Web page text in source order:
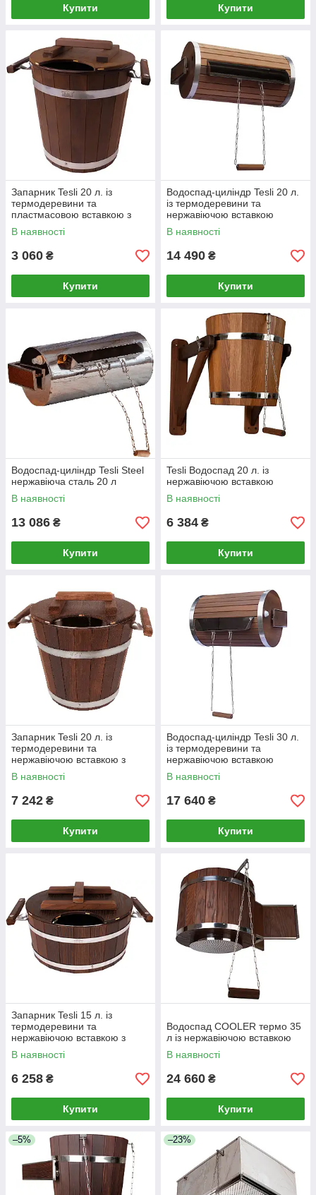
Купити Купити
Запарник Tesli 20 л. із
термодеревини та
пластмасовою вставкою з
кришкою
В наявності
3 060 ₴
Купити
Водоспад-циліндр Tesli 20 л.
із термодеревини та
нержавіючою вставкою
В наявності
14 490 ₴
Купити
Водоспад-циліндр Tesli Steel
нержавіюча сталь 20 л
В наявності
13 086 ₴
Купити
Tesli Водоспад 20 л. із
нержавіючою вставкою
В наявності
6 384 ₴
Купити
Запарник Tesli 20 л. із
термодеревини та
нержавіючою вставкою з
кришкою
В наявності
7 242 ₴
Купити
Водоспад-циліндр Tesli 30 л.
із термодеревини та
нержавіючою вставкою
В наявності
17 640 ₴
Купити
Запарник Tesli 15 л. із
термодеревини та
нержавіючою вставкою з
кришкою
В наявності
6 258 ₴
Купити
Водоспад COOLER термо 35
л із нержавіючою вставкою
В наявності
24 660 ₴
Купити
–5% –23%